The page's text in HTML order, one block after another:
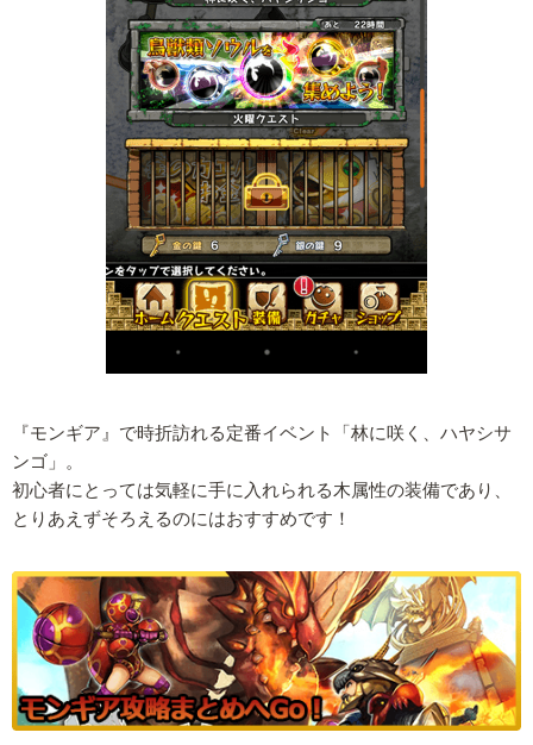
『モンギア』で時折訪れる定番イベント「林に咲く、ハヤシサ
ンゴ」。
初心者にとっては気軽に手に入れられる木属性の装備であり、
とりあえずそろえるのにはおすすめです！